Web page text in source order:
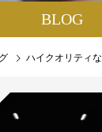
BLOG
ハイクオリティな木工旋盤を新たに導